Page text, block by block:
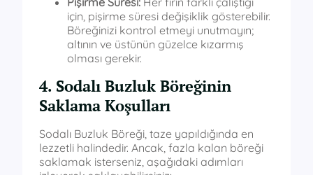
için, pişirme süresi değişiklik gösterebilir.
Böreğinizi kontrol etmeyi unutmayın;
altının ve üstünün güzelce kızarmış
olması gerekir.
4. Sodalı Buzluk Böreğinin
Saklama Koşulları
Sodalı Buzluk Böreği, taze yapıldığında en
lezzetli halindedir. Ancak, fazla kalan böreği
saklamak isterseniz, aşağıdaki adımları